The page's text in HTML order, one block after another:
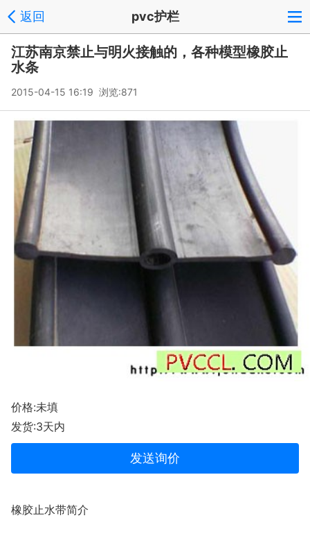
返回 pvc护栏
江苏南京禁止与明火接触的，各种模型橡胶止
水条
2015-04-15 16:19 浏览:871
价格:未填
发货:3天内
发送询价
橡胶止水带简介